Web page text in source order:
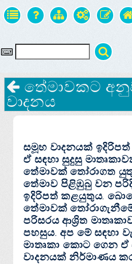
තේමාවකට
වාදනය
සමූහ වාදනයක්‌
ඒ සඳහා සුදුසු
තේමාවක්‌ තෝරාගත
තේමාව පිළිඹුබු වන
ඉදිරිපත් කළයුතුය.
තේමාවක්‌
පරිසරය ආශ්‍රිත
පහසුය. අප මේ සඳහා
මාතෘකා කොට ගෙන ඒ
වාදනයක්‌ නිර්මාණය